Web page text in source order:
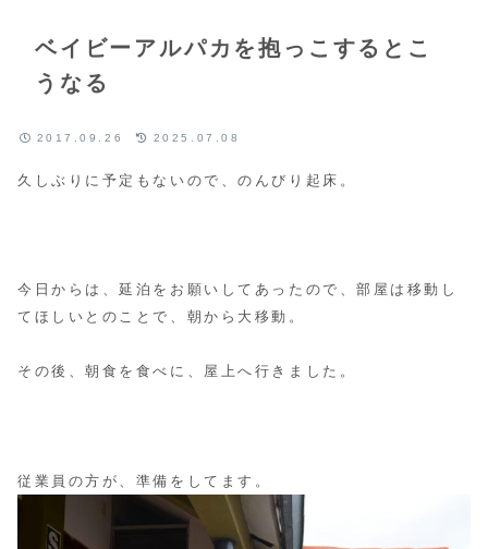
ベイビーアルパカを抱っこするとこ
うなる
2017.09.26 2025.07.08
久しぶりに予定もないので、のんびり起床。
今日からは、延泊をお願いしてあったので、部屋は移動し
てほしいとのことで、朝から大移動。
その後、朝食を食べに、屋上へ行きました。
従業員の方が、準備をしてます。